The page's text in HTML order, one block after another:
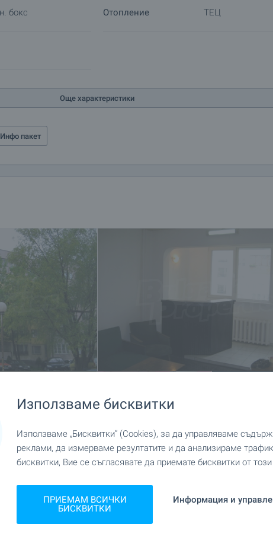
бокс Отопление ТЕЦ
Още характеристики
Инфо пакет
Използваме бисквитки
Използваме „Бисквитки“ (Cookies), за да управляваме
реклами, да измерваме резултатите и да анализираме
бисквитки, Вие се съгласявате да приемате бисквитки от
ПРИЕМАМ ВСИЧКИ
БИСКВИТКИ
Информация и